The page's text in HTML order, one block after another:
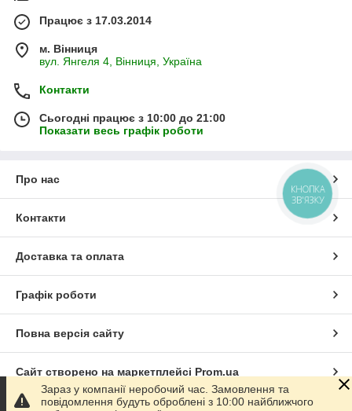
Працює з 17.03.2014
м. Вінниця
вул. Янгеля 4, Вінниця, Україна
Контакти
Сьогодні працює з 10:00 до 21:00
Показати весь графік роботи
Про нас
Контакти
Доставка та оплата
Графік роботи
Повна версія сайту
Сайт створено на маркетплейсі Prom.ua
Зараз у компанії неробочий час. Замовлення та
повідомлення будуть оброблені з 10:00 найближчого
КНОПКА
ЗВ'ЯЗКУ